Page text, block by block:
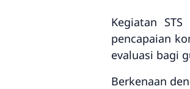
Kegiatan
pencapaian
evaluasi bagi
Berkenaan